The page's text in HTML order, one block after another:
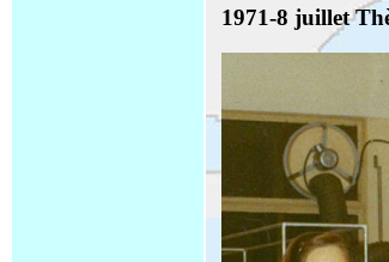
1971-8 juillet